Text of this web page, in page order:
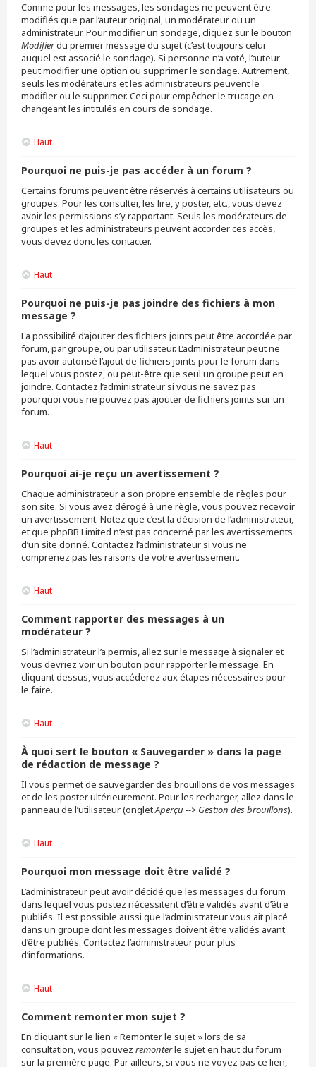
Comme pour les messages, les sondages ne peuvent être
modifiés que par l’auteur original, un modérateur ou un
administrateur. Pour modifier un sondage, cliquez sur le bouton
Modifierdu premier message du sujet (c’est toujours celui
auquel est associé le sondage). Si personne n’a voté, l’auteur
peut modifier une option ou supprimer le sondage. Autrement,
seuls les modérateurs et les administrateurs peuvent le
modifier ou le supprimer. Ceci pour empêcher le trucage en
changeant les intitulés en cours de sondage.
Haut
Pourquoi ne puis-je pas accéder à un forum ?
Certains forums peuvent être réservés à certains utilisateurs ou
groupes. Pour les consulter, les lire, y poster, etc., vous devez
avoir les permissions s’y rapportant. Seuls les modérateurs de
groupes et les administrateurs peuvent accorder ces accès,
vous devez donc les contacter.
Haut
Pourquoi ne puis-je pas joindre des fichiers à mon
message ?
La possibilité d’ajouter des fichiers joints peut être accordée par
forum, par groupe, ou par utilisateur. L’administrateur peut ne
pas avoir autorisé l’ajout de fichiers joints pour le forum dans
lequel vous postez, ou peut-être que seul un groupe peut en
joindre. Contactez l’administrateur si vous ne savez pas
pourquoi vous ne pouvez pas ajouter de fichiers joints sur un
forum.
Haut
Pourquoi ai-je reçu un avertissement ?
Chaque administrateur a son propre ensemble de règles pour
son site. Si vous avez dérogé à une règle, vous pouvez recevoir
un avertissement. Notez que c’est la décision de l’administrateur,
et que phpBB Limited n’est pas concerné par les avertissements
d’un site donné. Contactez l’administrateur si vous ne
comprenez pas les raisons de votre avertissement.
Haut
Comment rapporter des messages à un
modérateur ?
Si l’administrateur l’a permis, allez sur le message à signaler et
vous devriez voir un bouton pour rapporter le message. En
cliquant dessus, vous accéderez aux étapes nécessaires pour
le faire.
Haut
À quoi sert le bouton « Sauvegarder » dans la page
de rédaction de message ?
Il vous permet de sauvegarder des brouillons de vos messages
et de les poster ultérieurement. Pour les recharger, allez dans le
panneau de l’utilisateur (ongletAperçu --> Gestion des brouillons).
Haut
Pourquoi mon message doit être validé ?
L’administrateur peut avoir décidé que les messages du forum
dans lequel vous postez nécessitent d’être validés avant d’être
publiés. Il est possible aussi que l’administrateur vous ait placé
dans un groupe dont les messages doivent être validés avant
d’être publiés. Contactez l’administrateur pour plus
d’informations.
Haut
Comment remonter mon sujet ?
En cliquant sur le lien « Remonter le sujet » lors de sa
consultation, vous pouvez remonterle sujet en haut du forum
sur la première page. Par ailleurs, si vous ne voyez pas ce lien,